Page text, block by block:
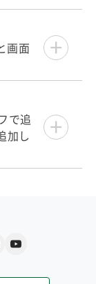
画面
で追
加し